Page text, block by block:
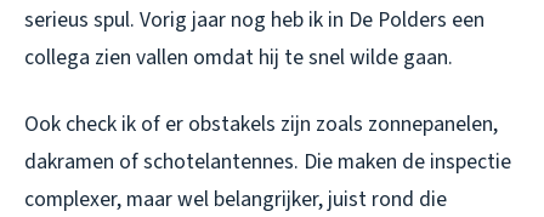
serieus spul. Vorig jaar nog heb ik in De Polders een
collega zien vallen omdat hij te snel wilde gaan.
Ook check ik of er obstakels zijn zoals zonnepanelen,
dakramen of schotelantennes. Die maken de inspectie
complexer, maar wel belangrijker, juist rond die